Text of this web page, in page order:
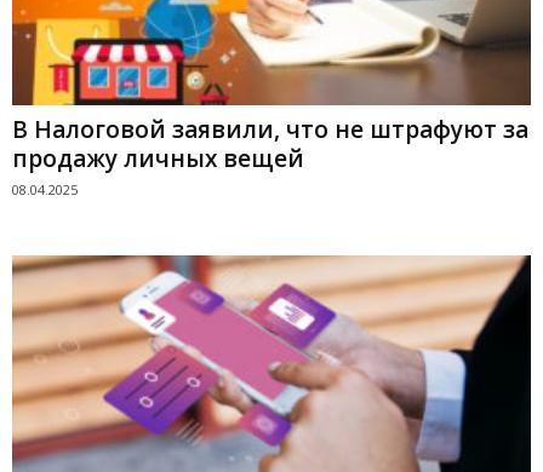
В Налоговой заявили, что не штрафуют за
продажу личных вещей
08.04.2025